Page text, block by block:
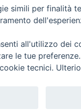
33100 Udine (UD) Tel.
simili per finalità
all'utilizzo dei
le tue
tecnici.